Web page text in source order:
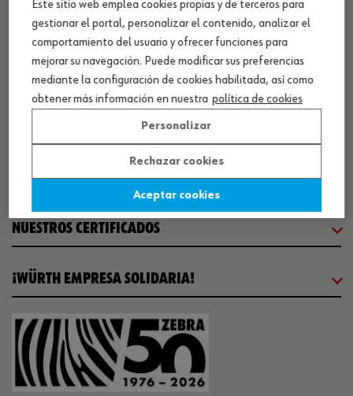
CENTRO LOGÍSTICO / MUSEO
SOBRE WÜRTH
WORKINWÜRTH
NUESTROS CERTIFICADOS
¡WÜRTH EMPRESA SOLIDARIA!
Este sitio web emplea cookies propias y de terceros para
gestionar el portal, personalizar el contenido, analizar el
comportamiento del usuario y ofrecer funciones para
mejorar su navegación. Puede modificar sus preferencias
mediante la configuración de cookies habilitada, así como
obtener más información en nuestra política de cookies
Personalizar
Rechazar cookies
Aceptar cookies